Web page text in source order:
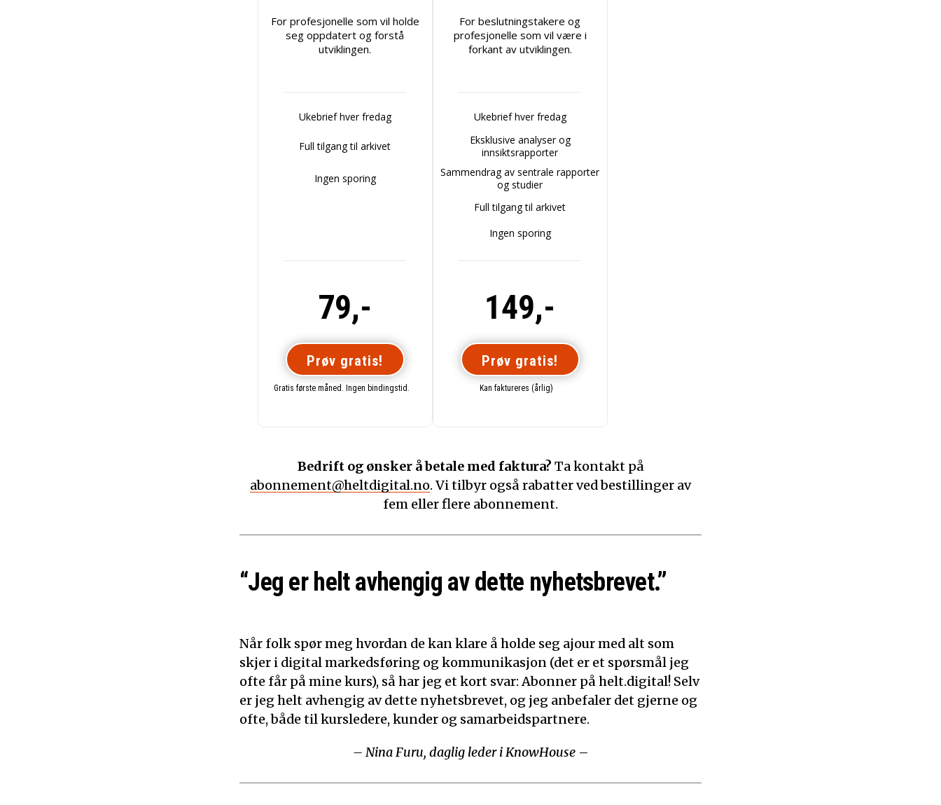
For profesjonelle som vil holde
seg oppdatert og forstå
utviklingen.
Ukebrief hver fredag
Full tilgang til arkivet
Ingen sporing
79,-
Prøv gratis!
Gratis første måned. Ingen bindingstid.
For beslutningstakere og
profesjonelle som vil være i
forkant av utviklingen.
Ukebrief hver fredag
Eksklusive analyser og
innsiktsrapporter
Sammendrag av sentrale rapporter
og studier
Full tilgang til arkivet
Ingen sporing
149,-
Prøv gratis!
Kan faktureres (årlig)
Bedrift og ønsker å betale med faktura? Ta kontakt på
abonnement@heltdigital.no. Vi tilbyr også rabatter ved bestillinger av
fem eller flere abonnement.
“Jeg er helt avhengig av dette nyhetsbrevet.”
Når folk spør meg hvordan de kan klare å holde seg ajour med alt som
skjer i digital markedsføring og kommunikasjon (det er et spørsmål jeg
ofte får på mine kurs), så har jeg et kort svar: Abonner på helt.digital! Selv
er jeg helt avhengig av dette nyhetsbrevet, og jeg anbefaler det gjerne og
ofte, både til kursledere, kunder og samarbeidspartnere.
– Nina Furu, daglig leder i KnowHouse–